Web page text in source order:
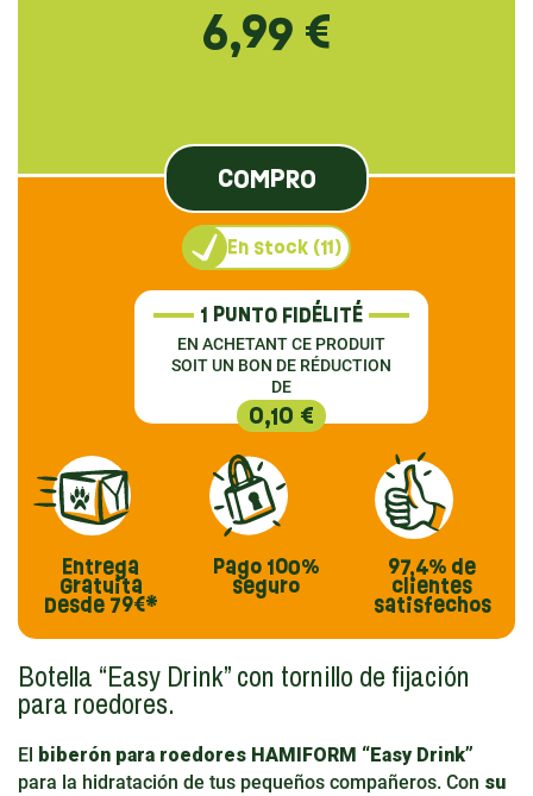
6,99 €
1 PUNTO FIDÉLITÉ
EN ACHETANT CE PRODUIT
SOIT UN BON DE RÉDUCTION
DE
0,10 €
COMPRO
En stock (11)
Entrega
Gratuita
Desde 79€*
Pago 100%
seguro
97,4% de
clientes
satisfechos
Botella “Easy Drink” con tornillo de fijación
para roedores.
El biberón para roedores HAMIFORM “Easy Drink”
para la hidratación de tus pequeños compañeros. Con su